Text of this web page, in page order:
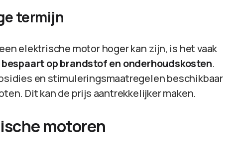
termijn
elektrische motor hoger kan zijn, is het vaak
bespaart op brandstof en onderhoudskosten.
en stimuleringsmaatregelen beschikbaar
Dit kan de prijs aantrekkelijker maken.
motoren